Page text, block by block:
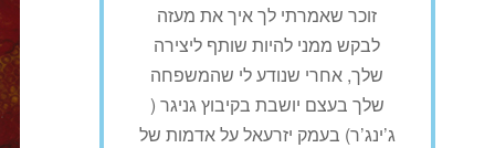
זוכר שאמרתי לך איך את מעזה
לבקש ממני להיות שותף ליצירה
שלך, אחרי שנודע לי שהמשפחה
שלך בעצם יושבת בקיבוץ גניגר (
ג’ינג’ר) בעמק יזרעאל על אדמות של